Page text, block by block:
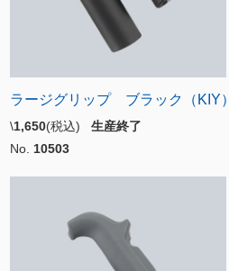
ラージグリップ ブラック（KIY）
\1,650(税込) 生産終了
No. 10503